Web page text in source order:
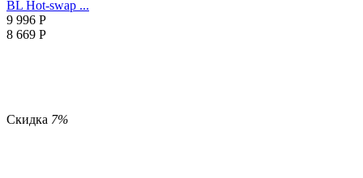
BL Hot-swap ...
9 996 Р
8 669 Р
Скидка 7%